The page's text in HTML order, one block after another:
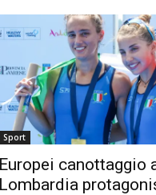
Sport
Europei canottaggio
Lombardia